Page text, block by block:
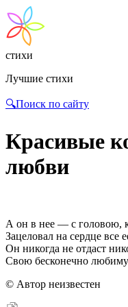
стихи
Лучшие стихи
🔍Поиск по сайту
Красивые
любви
А он в нее — c головою,
Зацеловал на сердце все
Он никогда не отдаст
Свою бесконечно
© Автор неизвестен